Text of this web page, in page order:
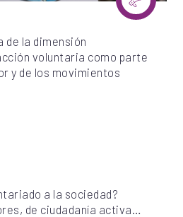
de la dimensión
voluntaria como parte
y de los movimientos
a la sociedad?
de ciudadanía activa…